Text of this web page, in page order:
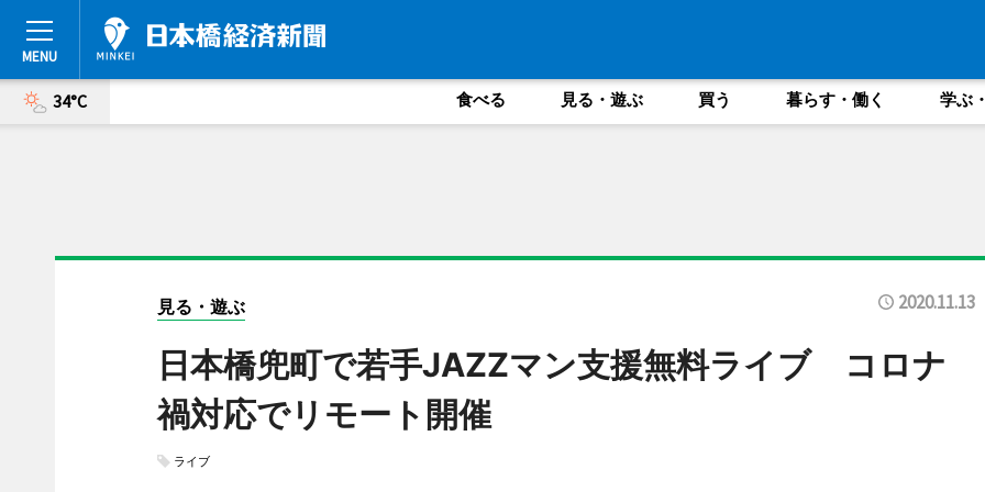
34°C 食べる 見る・遊ぶ 買う 暮らす・働く 学ぶ
見る・遊ぶ 2020.11.13
日本橋兜町で若手JAZZマン支援無料ライブ コロナ
禍対応でリモート開催
ライブ